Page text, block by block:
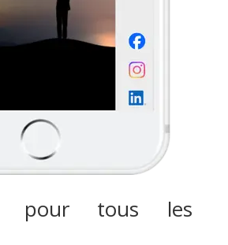
pour tous les